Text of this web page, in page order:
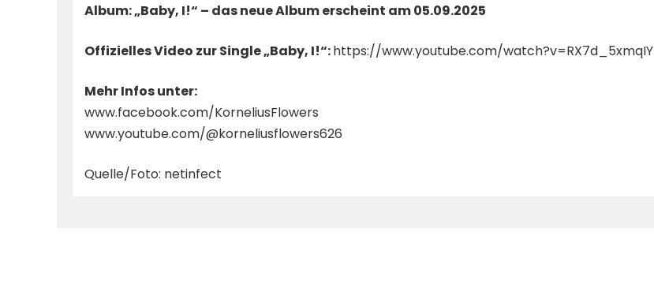
Album: „Baby, I!“ – das neue Album erscheint am 05.09.2025
Offizielles Video zur Single „Baby, I!“:https://www.youtube.com/watch?v=RX7d_5xmqIY
Mehr Infos unter:
www.facebook.com/KorneliusFlowers
www.youtube.com/@korneliusflowers626
Quelle/Foto: netinfect